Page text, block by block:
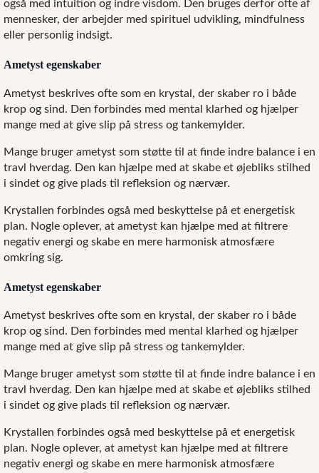
også med intuition og indre visdom. Den bruges derfor ofte af
mennesker, der arbejder med spirituel udvikling, mindfulness
eller personlig indsigt.
Ametyst egenskaber
Ametyst beskrives ofte som en krystal, der skaber ro i både
krop og sind. Den forbindes med mental klarhed og hjælper
mange med at give slip på stress og tankemylder.
Mange bruger ametyst som støtte til at finde indre balance i en
travl hverdag. Den kan hjælpe med at skabe et øjebliks stilhed
i sindet og give plads til refleksion og nærvær.
Krystallen forbindes også med beskyttelse på et energetisk
plan. Nogle oplever, at ametyst kan hjælpe med at filtrere
negativ energi og skabe en mere harmonisk atmosfære
omkring sig.
Ametyst egenskaber
Ametyst beskrives ofte som en krystal, der skaber ro i både
krop og sind. Den forbindes med mental klarhed og hjælper
mange med at give slip på stress og tankemylder.
Mange bruger ametyst som støtte til at finde indre balance i en
travl hverdag. Den kan hjælpe med at skabe et øjebliks stilhed
i sindet og give plads til refleksion og nærvær.
Krystallen forbindes også med beskyttelse på et energetisk
plan. Nogle oplever, at ametyst kan hjælpe med at filtrere
negativ energi og skabe en mere harmonisk atmosfære